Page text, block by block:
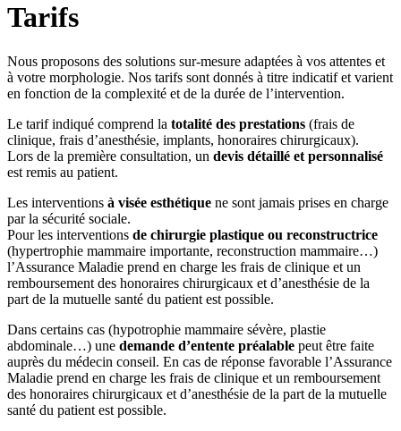
Tarifs
Nous proposons des solutions sur-mesure adaptées à vos attentes et
à votre morphologie. Nos tarifs sont donnés à titre indicatif et varient
en fonction de la complexité et de la durée de l’intervention.
Le tarif indiqué comprend la totalité des prestations (frais de
clinique, frais d’anesthésie, implants, honoraires chirurgicaux).
Lors de la première consultation, un devis détaillé et personnalisé
est remis au patient.
Les interventions à visée esthétique ne sont jamais prises en charge
par la sécurité sociale.
Pour les interventions de chirurgie plastique ou reconstructrice
(hypertrophie mammaire importante, reconstruction mammaire…)
l’Assurance Maladie prend en charge les frais de clinique et un
remboursement des honoraires chirurgicaux et d’anesthésie de la
part de la mutuelle santé du patient est possible.
Dans certains cas (hypotrophie mammaire sévère, plastie
abdominale…) une demande d’entente préalable peut être faite
auprès du médecin conseil. En cas de réponse favorable l’Assurance
Maladie prend en charge les frais de clinique et un remboursement
des honoraires chirurgicaux et d’anesthésie de la part de la mutuelle
santé du patient est possible.